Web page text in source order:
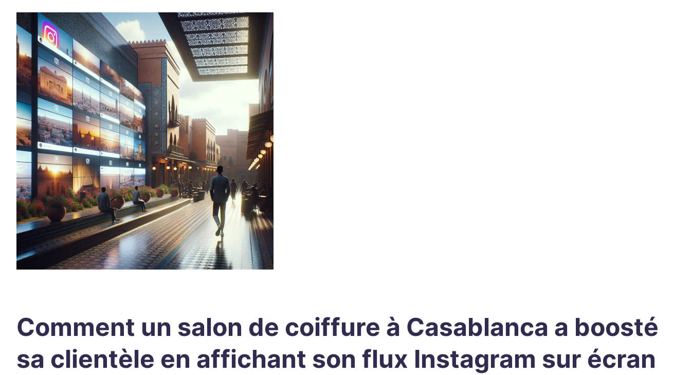
Comment un salon de coiffure à Casablanca a boosté
sa clientèle en affichant son flux Instagram sur écran